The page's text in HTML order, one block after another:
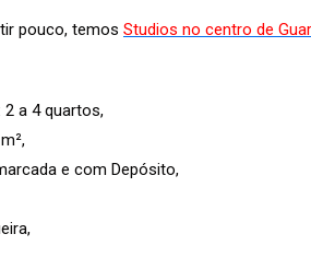
pouco, temos Studios no centro de
a 4 quartos,
e com Depósito,